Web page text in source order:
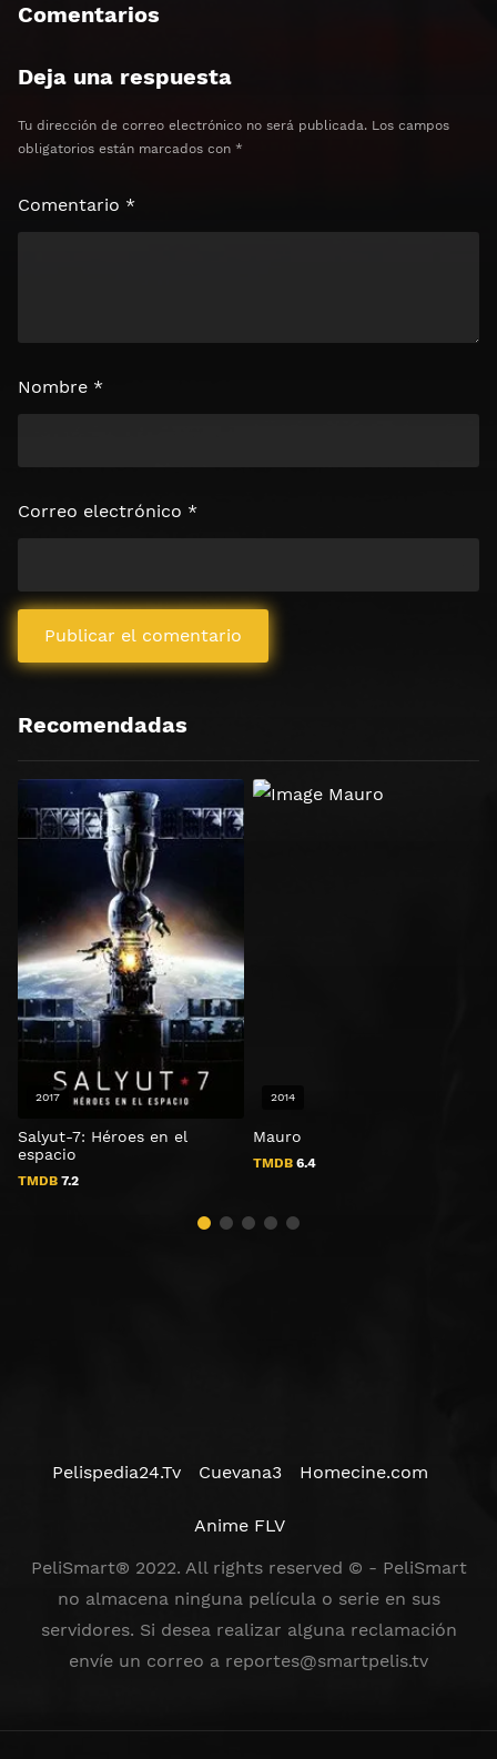
⏰ El acceso expira en 1 hora
Comentarios
Deja una respuesta
Tu dirección de correo electrónico no será publicada. Los campos
obligatorios están marcados con *
Comentario *
Nombre *
Correo electrónico *
Recomendadas
Salyut-7: Héroes en el
espacio
TMDB 7.2
2017
Mauro
TMDB 6.4
2014
Pelispedia24.Tv Cuevana3 Homecine.com
Anime FLV
PeliSmart® 2022. All rights reserved © - PeliSmart
no almacena ninguna película o serie en sus
servidores. Si desea realizar alguna reclamación
envíe un correo a reportes@smartpelis.tv